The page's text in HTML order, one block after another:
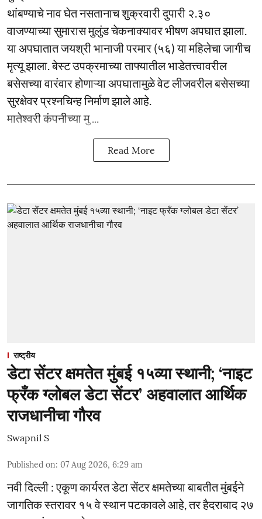
थांबण्याचे नाव घेत नसतानाच शुक्रवारी दुपारी २.३०
वाजण्याच्या सुमारास मुलुंड चेकनाक्यावर भीषण अपघात झाला.
या अपघातात जयश्री भानाजी परमार (५६) या महिलेचा जागीच
मृत्यू झाला. बेस्ट उपक्रमाच्या ताफ्यातील भाडेतत्त्वावरील
बसेसच्या वारंवार होणाऱ्या अपघातामुळे वेट लीजवरील बसेसच्या
सुरक्षेवर प्रश्नचिन्ह निर्माण झाले आहे.
मातेश्वरी कंपनीच्या मु ...
Read More
राष्ट्रीय
डेटा सेंटर क्षमतेत मुंबई १५व्या स्थानी; ‘नाइट
फ्रँक ग्लोबल डेटा सेंटर’ अहवालात आर्थिक
राजधानीचा गौरव
Swapnil S
Published on: 07 Aug 2026, 6:29 am
नवी दिल्ली : एकूण कार्यरत डेटा सेंटर क्षमतेच्या बाबतीत मुंबईने
जागतिक स्तरावर १५ वे स्थान पटकावले आहे, तर हैदराबाद २७